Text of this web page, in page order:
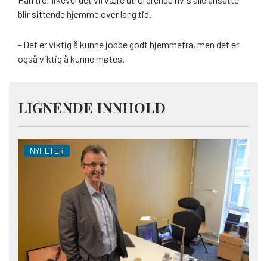
blir sittende hjemme over lang tid.
- Det er viktig å kunne jobbe godt hjemmefra, men det er
også viktig å kunne møtes.
LIGNENDE INNHOLD
NYHETER